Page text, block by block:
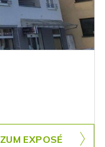
ZUM EXPOSÉ